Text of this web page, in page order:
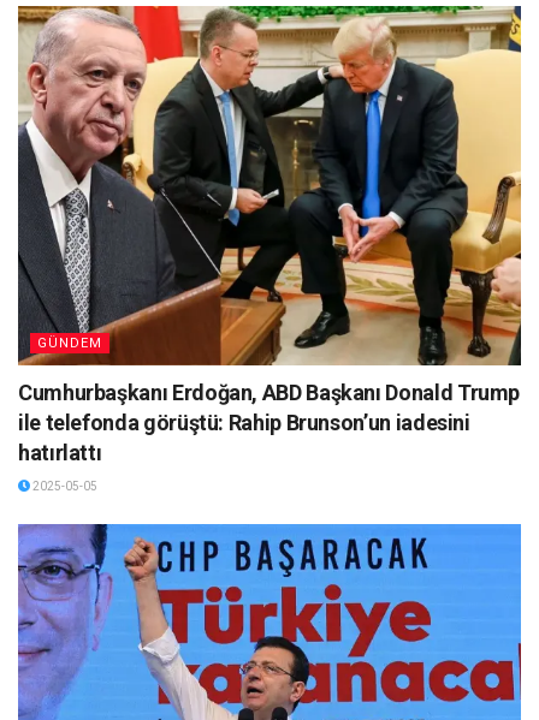
GÜNDEM
Cumhurbaşkanı Erdoğan, ABD Başkanı Donald Trump
ile telefonda görüştü: Rahip Brunson’un iadesini
hatırlattı
2025-05-05